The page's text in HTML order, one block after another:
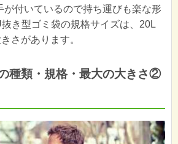
が付いているので持ち運びも楽な形
き型ゴミ袋の規格サイズは、20L
さがあります。
種類・規格・最大の大きさ②